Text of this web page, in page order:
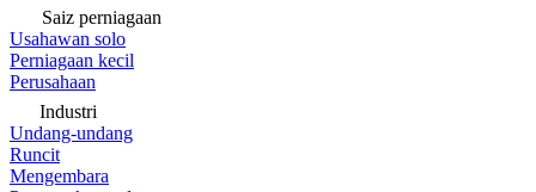
Saiz perniagaan
Usahawan solo
Perniagaan kecil
Perusahaan
Industri
Undang-undang
Runcit
Mengembara